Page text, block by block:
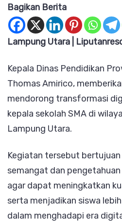
Bagikan Berita
Lampung Utara |
Kepala Dinas Pendidikan
Thomas Amirico,
mendorong transformasi
kepala sekolah SMA di
Lampung Utara.
Kegiatan tersebut
semangat dan
agar dapat meningkatkan
serta menjadikan siswa
dalam menghadapi era